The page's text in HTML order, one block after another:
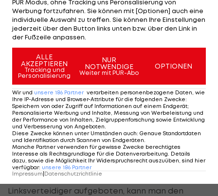
setzen konnte, sich selbst durch ein
Masturbations-Videozur Persona non grata
gemacht hat, musste Tschertschessow auf Anton
Zabolotnyi zurückgreifen, der Chance um Chance
vernebelte.
Dass der 29-Jährige Sotschi-Stürmer erst in der
72. Minute ausgewechselt wurde, liegt daran, dass
Tschertschessow über keinerlei Alternativen
verfügte. Zur Pause wurden gleich vier Akteure
ausgetauscht, darunter die Miranchuk-Zwillinge
und sogar Torhüter Guilherme, der einen
rabenschwarzen Abend erleben musste.
Besser als Yuri Zhirkov, von Tschertschessow als
Linksverteidiger aufgeboten, kann man den
PUR Modus, ohne Tracking uns Peronsalisierung von
Werbung fortzufahren. Sie können mit [Optionen] auch eine
individuelle Auswahl zu treffen. Sie können Ihre Einstellungen
jederzeit über den Button links unten bzw. über den Link in
der Fußzeile anpassen.
ALLE
AKZEPTIEREN
Tracking und
Personalisierung
NUR
NOTWENDIGE
Weiter mit PUR-Abo
OPTIONEN
Wir und unsere 186 Partner verarbeiten personenbezogene Daten, wie
Ihre IP-Adresse und Browser-Attribute für die folgenden Zwecke:
Speichern von oder Zugriff auf Informationen auf einem Endgerät;
Personalisierte Werbung und Inhalte, Messung von Werbeleistung und
der Performance von Inhalten, Zielgruppenforschung sowie Entwicklung
und Verbesserung von Angeboten.
Diese Zwecke können unter Umständen auch: Genaue Standortdaten
und Identifikation durch Scannen von Endgeräten.
Manche Partner verwenden für gewisse Zwecke berechtigtes
Interesse als Rechtsgrundlage für die Datenverarbeitung. Details
dazu, sowie die Möglichkeit Ihr Widerspruchsrecht auszuüben, sind hier
verfügbar: unsere 186 Partner
Impressum Datenschutzrichtlinie